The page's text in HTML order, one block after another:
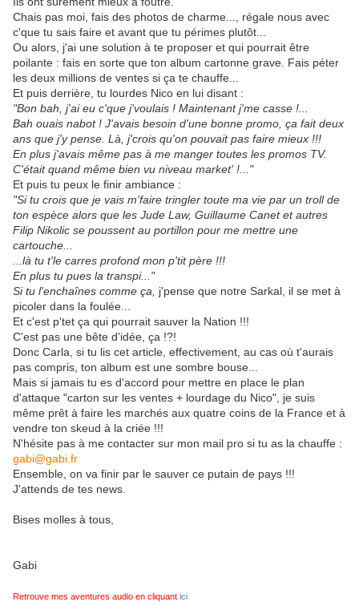
Chais pas moi, fais des photos de charme..., régale nous avec
c'que tu sais faire et avant que tu périmes plutôt...
Ou alors, j'ai une solution à te proposer et qui pourrait être
poilante : fais en sorte que ton album cartonne grave. Fais péter
les deux millions de ventes si ça te chauffe...
Et puis derrière, tu lourdes Nico en lui disant :
"Bon bah, j'ai eu c'que j'voulais ! Maintenant j'me casse !...
Bah ouais nabot ! J'avais besoin d'une bonne promo, ça fait deux
ans que j'y pense. Là, j'crois qu'on pouvait pas faire mieux !!!
En plus j'avais même pas à me manger toutes les promos TV.
C'était quand même bien vu niveau market' !..."
Et puis tu peux le finir ambiance :
"Si tu crois que je vais m'faire tringler toute ma vie par un troll de
ton espèce alors que les Jude Law, Guillaume Canet et autres
Filip Nikolic se poussent au portillon pour me mettre une
cartouche...
...là tu t'le carres profond mon p'tit père !!!
En plus tu pues la transpi..."
Si tu l'enchaînes comme ça,
j'pense que notre Sarkal, il se met à
picoler dans la foulée...
Et c'est p'tet ça qui pourrait sauver la Nation !!!
C'est pas une bête d'idée, ça !?!
Donc Carla, si tu lis cet article, effectivement, au cas où t'aurais
pas compris, ton album est une sombre bouse...
Mais si jamais tu es d'accord pour mettre en place le plan
d'attaque "carton sur les ventes + lourdage du Nico", je suis
même prêt à faire les marchés aux quatre coins de la France et à
vendre ton skeud à la criée !!!
N'hésite pas à me contacter sur mon mail pro si tu as la chauffe :
gabi@gabi.fr
Ensemble, on va finir par le sauver ce putain de pays !!!
J'attends de tes news.
Bises molles à tous,
Gabi
Retrouve mes aventures audio en cliquant ici